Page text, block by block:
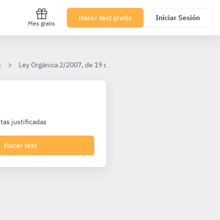
Mes gratis
Hacer test gratis Iniciar Sesión
Ley Orgánica 2/2007, de 19 de marzo, de reforma del Estatuto
justificadas
Hacer test